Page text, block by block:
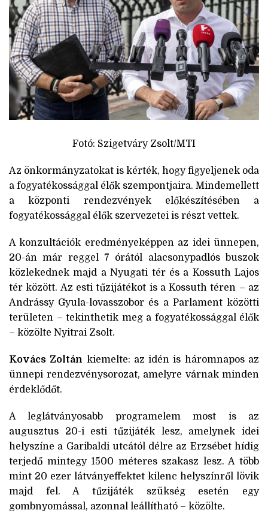
Fotó: Szigetváry Zsolt/MTI
Az önkormányzatokat is kérték, hogy figyeljenek oda
a fogyatékossággal élők szempontjaira. Mindemellett
a központi rendezvények előkészítésében a
fogyatékossággal élők szervezetei is részt vettek.
A konzultációk eredményeképpen az idei ünnepen,
20-án már reggel 7 órától alacsonypadlós buszok
közlekednek majd a Nyugati tér és a Kossuth Lajos
tér között. Az esti tűzijátékot is a Kossuth téren – az
Andrássy Gyula-lovasszobor és a Parlament közötti
területen – tekinthetik meg a fogyatékossággal élők
– közölte Nyitrai Zsolt.
Kovács Zoltán kiemelte: az idén is háromnapos az
ünnepi rendezvénysorozat, amelyre várnak minden
érdeklődőt.
A leglátványosabb programelem most is az
augusztus 20-i esti tűzijáték lesz, amelynek idei
helyszíne a Garibaldi utcától délre az Erzsébet hídig
terjedő mintegy 1500 méteres szakasz lesz. A több
mint 20 ezer látványeffektet kilenc helyszínről lövik
majd fel. A tűzijáték szükség esetén egy
gombnyomással, azonnal leállítható – közölte.